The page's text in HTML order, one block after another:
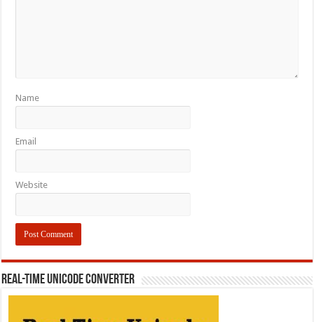
Name
Email
Website
REAL-TIME UNICODE CONVERTER